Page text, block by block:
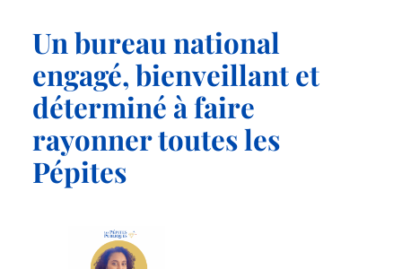
Un bureau national
engagé, bienveillant et
déterminé à faire
rayonner toutes les
Pépites